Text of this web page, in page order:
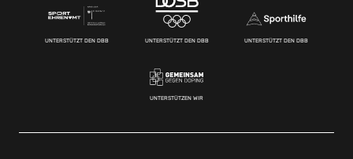
UNTERSTÜTZT DEN DBB UNTERSTÜTZT DEN DBB UNTERSTÜTZT DEN DBB
UNTERSTÜTZEN WIR